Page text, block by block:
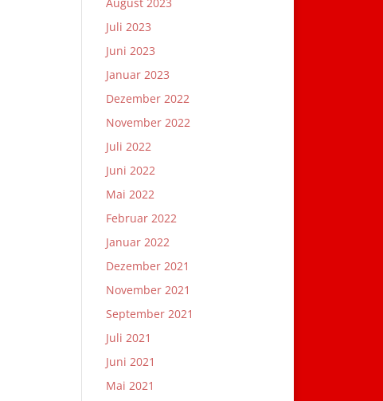
Juli 2023
Juni 2023
Januar 2023
Dezember 2022
November 2022
Juli 2022
Juni 2022
Mai 2022
Februar 2022
Januar 2022
Dezember 2021
November 2021
September 2021
Juli 2021
Juni 2021
Mai 2021